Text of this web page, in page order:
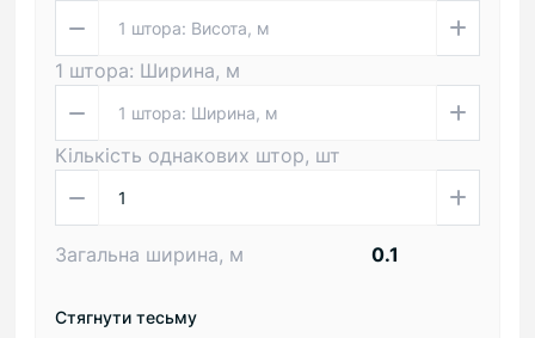
1 штора: Ширина, м
Кількість однакових штор, шт
Загальна ширина, м
Стягнути тесьму